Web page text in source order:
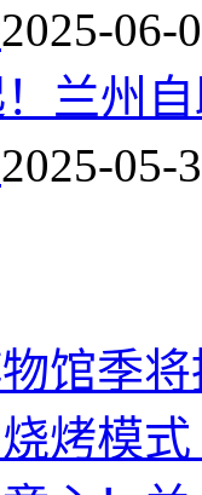
2025-06-
兰州
2025-05-
馆季
烤模